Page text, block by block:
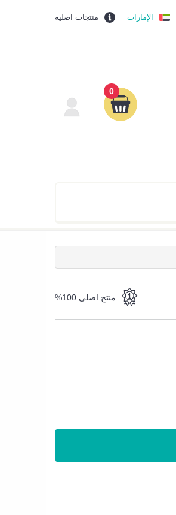
الإمارات منتجات اصلية
0
منتج اصلي 100%